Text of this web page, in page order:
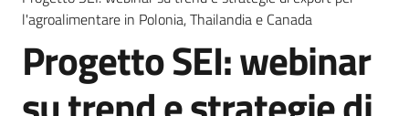
Gestire
Impresa
l'agroalimentare in Polonia, Thailandia e Canada
Progetto SEI: webinar